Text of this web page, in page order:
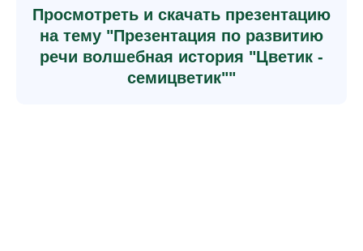
Просмотреть и скачать презентацию
на тему "Презентация по развитию
речи волшебная история "Цветик -
семицветик""